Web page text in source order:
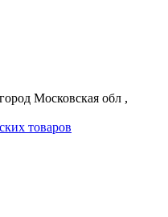
город Московская обл ,
товаров